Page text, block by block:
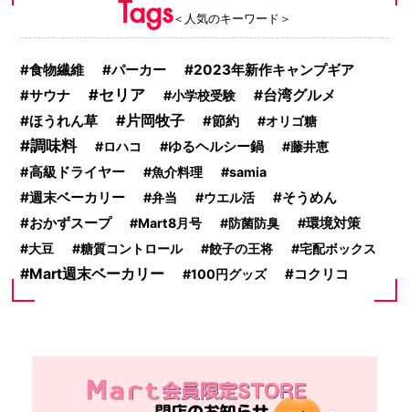
Tags＜人気のキーワード＞
食物繊維 パーカー
2023年新作キャンプギア
サウナ
セリア 小学校受験
台湾グルメ
ほうれん草
片岡牧子 節約 オリゴ糖
調味料 ロハコ ゆるヘルシー鍋 藤井恵
高級ドライヤー 魚介料理 samia
週末ベーカリー 弁当 ウエル活
そうめん
おかずスープ
Mart8月号 防菌防臭 環境対策
大豆 糖質コントロール 餃子の王将 宅配ボックス
Mart週末ベーカリー 100円グッズ コクリコ